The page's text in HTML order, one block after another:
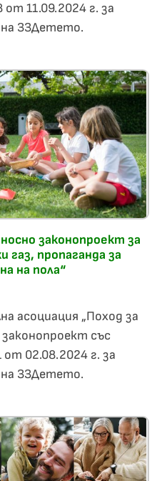
11.09.2024 г. за
на ЗЗДетето.
законопроект за
газ, пропаганда за
на пола“
асоциация „Поход за
със
02.08.2024 г. за
на ЗЗДетето.